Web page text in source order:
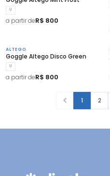
U
a partir deR$ 800
ALTEGO
Goggle Altego Disco Green
U
a partir deR$ 800
1 2